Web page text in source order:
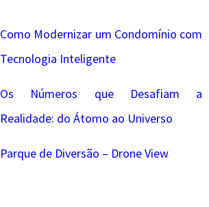
Como Modernizar um Condomínio com
Tecnologia Inteligente
Os Números que Desafiam a
Realidade: do Átomo ao Universo
Parque de Diversão – Drone View